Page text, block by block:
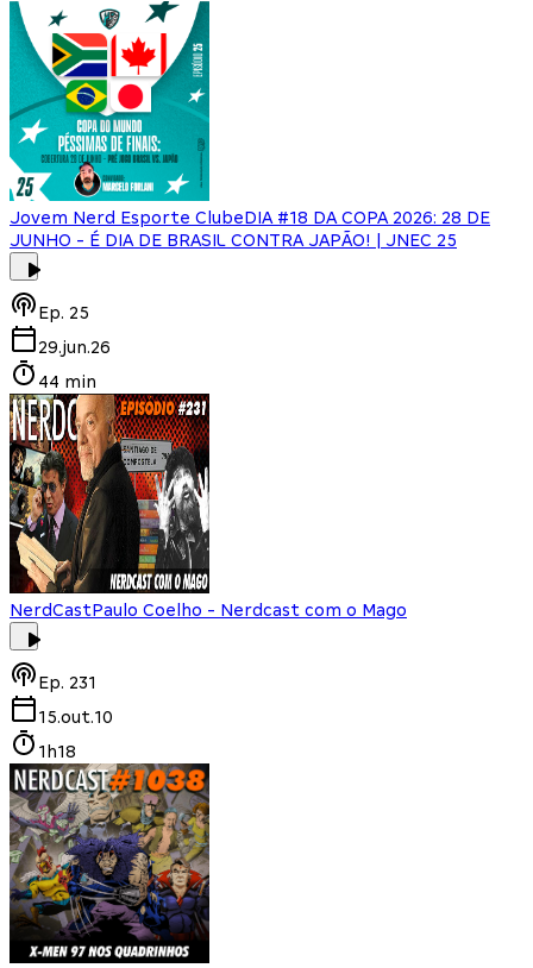
Jovem Nerd Esporte ClubeDIA #18 DA COPA 2026: 28 DE
JUNHO - É DIA DE BRASIL CONTRA JAPÃO! | JNEC 25
Ep. 25
29.jun.26
44 min
NerdCastPaulo Coelho - Nerdcast com o Mago
Ep. 231
15.out.10
1h18